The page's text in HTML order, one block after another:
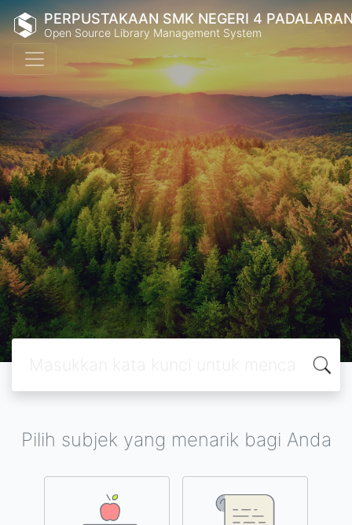
PERPUSTAKAAN SMK NEGERI 4
Open Source Library Management System
Pilih subjek yang menarik bagi Anda